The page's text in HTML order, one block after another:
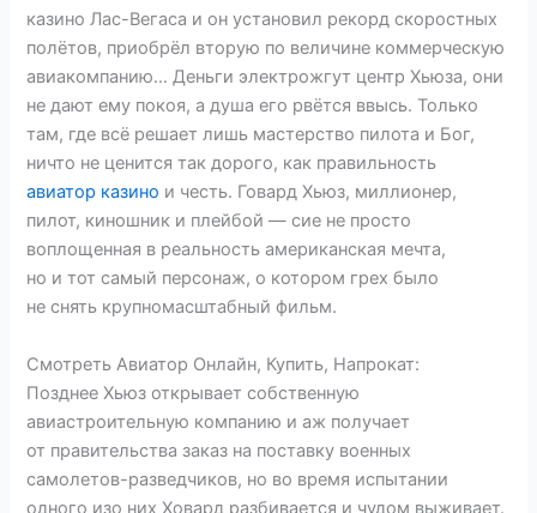
казино Лас-Вегаса и он установил рекорд скоростных
полётов, приобрёл вторую по величине коммерческую
авиакомпанию… Деньги электрожгут центр Хьюза, они
не дают ему покоя, а душа его рвётся ввысь. Только
там, где всё решает лишь мастерство пилота и Бог,
ничто не ценится так дорого, как правильность
авиатор казино и честь. Говард Хьюз, миллионер,
пилот, киношник и плейбой — сие не просто
воплощенная в реальность американская мечта,
но и тот самый персонаж, о котором грех было
не снять крупномасштабный фильм.
Смотреть Авиатор Онлайн, Купить, Напрокат:
Позднее Хьюз открывает собственную
авиастроительную компанию и аж получает
от правительства заказ на поставку военных
самолетов-разведчиков, но во время испытании
одного изо них Ховард разбивается и чудом выживает.